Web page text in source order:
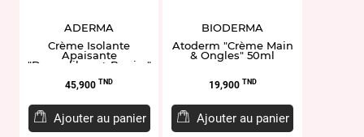
ADERMA
Crème Isolante
Apaisante
"Dermalibour+ Barrier"
Prix
45,900 TND
Ajouter au panier
BIODERMA
Atoderm "Crème Main
& Ongles" 50ml
Prix
19,900 TND
Ajouter au panier